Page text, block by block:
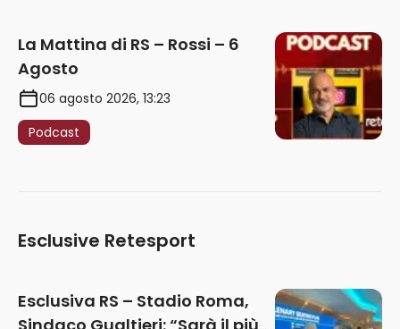
La Mattina di RS – Rossi – 6
Agosto
06 agosto 2026, 13:23
Podcast
Esclusive Retesport
Esclusiva RS – Stadio Roma,